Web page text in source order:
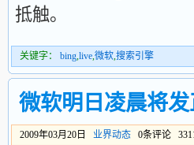
抵触。
关键字： bing,live,微软,搜索引擎
微软明日凌晨将
2009年03月20日 业界动态 0条评论